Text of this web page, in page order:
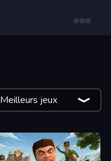
Meilleurs jeux